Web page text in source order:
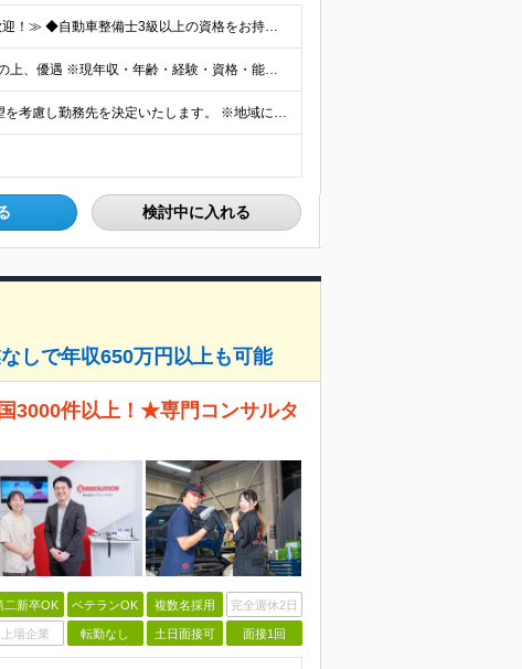
≪職種未経験者、第二新卒者、ブランクのある方歓迎！≫ ◆自動車整備士3級以上の資格をお持ちの方 学歴不問。 ◎自動車整備士資格必須 ◎整備経験者優遇 ※技術サポートが充実しており、経験年数は不問
◆月給25万円～85万円 ※資格・経験・能力を考慮の上、優遇 ※現年収・年齢・経験・資格・能力等、総合的に考慮し、決定します。 ※自動車整備の実務経験がある方はご相談ください！ ※試用期間有(同待遇/
◆全国各地にある空港での勤務となります。 ※希望を考慮し勤務先を決定いたします。 ※地域により空港内特殊車両の整備を空港外で行なう事もあります。 ★遠方からのご応募も歓迎です。引越など赴任に伴う
検討中に入れる
しで年収650万円以上も可能
3000件以上！★専門コンサルタ
二新卒OK ベテランOK 複数名採用 完全週休2日
上場企業 転勤なし 土日面接可 面接1回